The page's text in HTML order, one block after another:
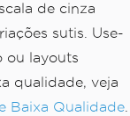
de cinza
sutis. Use-
ou layouts
qualidade, veja
Baixa Qualidade.